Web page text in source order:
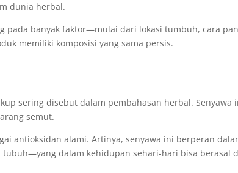
dunia herbal.
pada banyak faktor—mulai dari lokasi tumbuh, cara
memiliki komposisi yang sama persis.
sering disebut dalam pembahasan herbal. Senyawa
semut.
antioksidan alami. Artinya, senyawa ini berperan
dalam kehidupan sehari-hari bisa berasal